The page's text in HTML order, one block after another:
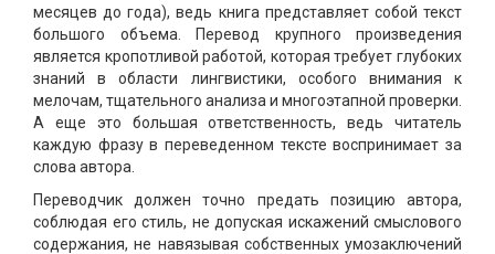
месяцев до года), ведь книга представляет собой текст
большого объема. Перевод крупного произведения
является кропотливой работой, которая требует глубоких
знаний в области лингвистики, особого внимания к
мелочам, тщательного анализа и многоэтапной проверки.
А еще это большая ответственность, ведь читатель
каждую фразу в переведенном тексте воспринимает за
слова автора.
Переводчик должен точно предать позицию автора,
соблюдая его стиль, не допуская искажений смыслового
содержания, не навязывая собственных умозаключений